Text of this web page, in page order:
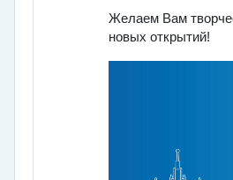
Желаем Вам
новых открытий!